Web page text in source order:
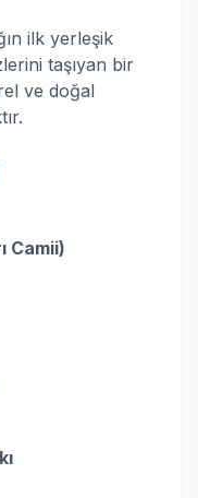
ilk yerleşik
taşıyan bir
ve doğal
Camii)